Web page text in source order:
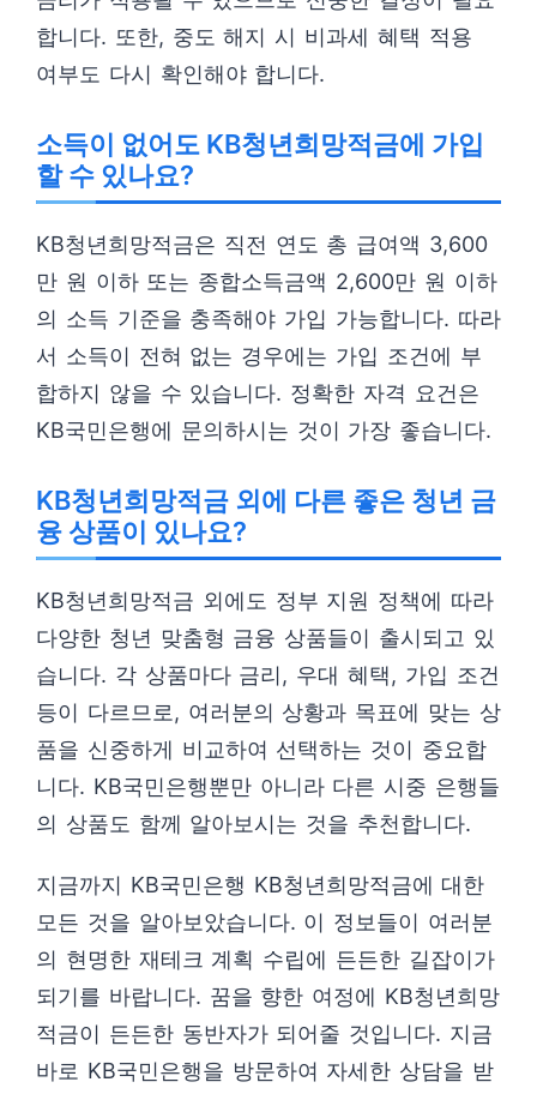
합니다. 또한, 중도 해지 시 비과세 혜택 적용
여부도 다시 확인해야 합니다.
소득이 없어도 KB청년희망적금에 가입
할 수 있나요?
KB청년희망적금은 직전 연도 총 급여액 3,600
만 원 이하 또는 종합소득금액 2,600만 원 이하
의 소득 기준을 충족해야 가입 가능합니다. 따라
서 소득이 전혀 없는 경우에는 가입 조건에 부
합하지 않을 수 있습니다. 정확한 자격 요건은
KB국민은행에 문의하시는 것이 가장 좋습니다.
KB청년희망적금 외에 다른 좋은 청년 금
융 상품이 있나요?
KB청년희망적금 외에도 정부 지원 정책에 따라
다양한 청년 맞춤형 금융 상품들이 출시되고 있
습니다. 각 상품마다 금리, 우대 혜택, 가입 조건
등이 다르므로, 여러분의 상황과 목표에 맞는 상
품을 신중하게 비교하여 선택하는 것이 중요합
니다. KB국민은행뿐만 아니라 다른 시중 은행들
의 상품도 함께 알아보시는 것을 추천합니다.
지금까지 KB국민은행 KB청년희망적금에 대한
모든 것을 알아보았습니다. 이 정보들이 여러분
의 현명한 재테크 계획 수립에 든든한 길잡이가
되기를 바랍니다. 꿈을 향한 여정에 KB청년희망
적금이 든든한 동반자가 되어줄 것입니다. 지금
바로 KB국민은행을 방문하여 자세한 상담을 받